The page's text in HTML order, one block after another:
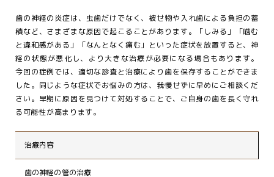
歯の神経の炎症は、虫歯だけでなく、被せ物や入れ歯による負担の蓄
積など、さまざまな原因で起こることがあります。「しみる」「噛む
と違和感がある」「なんとなく痛む」といった症状を放置すると、神
経の状態が悪化し、より大きな治療が必要になる場合もあります。
今回の症例では、適切な診査と治療により歯を保存することができま
した。同じような症状でお悩みの方は、我慢せずに早めにご相談くだ
さい。早期に原因を見つけて対処することで、ご自身の歯を長く守れ
る可能性が高まります。
治療内容
歯の神経の管の治療